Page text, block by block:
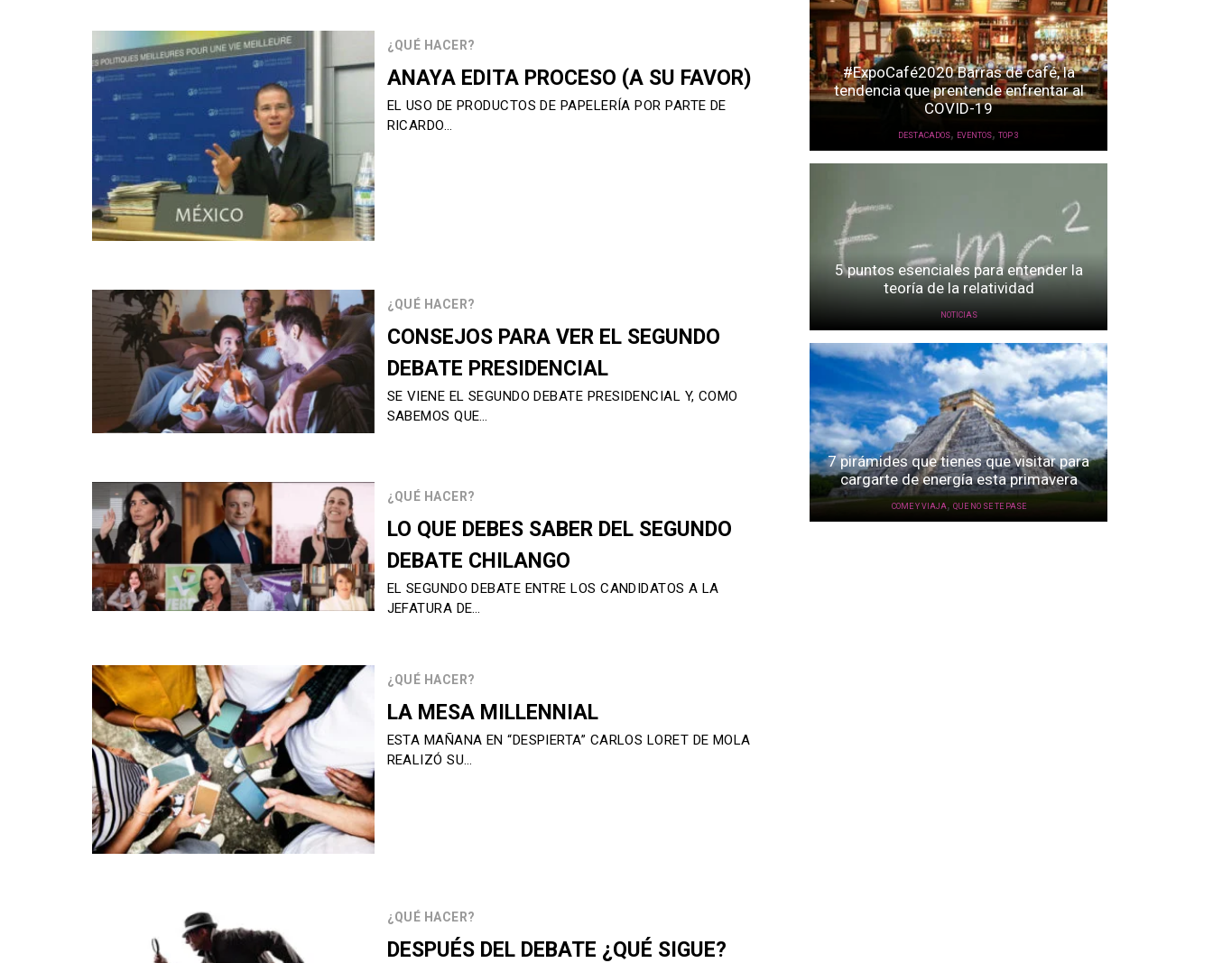
¿QUÉ HACER?
ANAYA EDITA PROCESO (A SU FAVOR)
EL USO DE PRODUCTOS DE PAPELERÍA POR PARTE DE
RICARDO…
¿QUÉ HACER?
CONSEJOS PARA VER EL SEGUNDO
DEBATE PRESIDENCIAL
SE VIENE EL SEGUNDO DEBATE PRESIDENCIAL Y, COMO
SABEMOS QUE…
¿QUÉ HACER?
LO QUE DEBES SABER DEL SEGUNDO
DEBATE CHILANGO
EL SEGUNDO DEBATE ENTRE LOS CANDIDATOS A LA
JEFATURA DE…
¿QUÉ HACER?
LA MESA MILLENNIAL
ESTA MAÑANA EN “DESPIERTA” CARLOS LORET DE MOLA
REALIZÓ SU…
¿QUÉ HACER?
DESPUÉS DEL DEBATE ¿QUÉ SIGUE?
#ExpoCafé2020 Barras de café, la
tendencia que prentende enfrentar al
COVID-19
DESTACADOS, EVENTOS, TOP 3
5 puntos esenciales para entender la
teoría de la relatividad
NOTICIAS
7 pirámides que tienes que visitar para
cargarte de energía esta primavera
COME Y VIAJA, QUE NO SE TE PASE